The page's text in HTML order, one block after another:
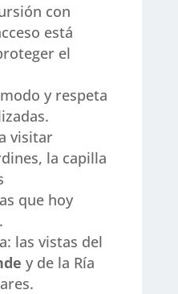
con
está
el
y respeta
visitar
la capilla
que hoy
las vistas del
y de la Ría